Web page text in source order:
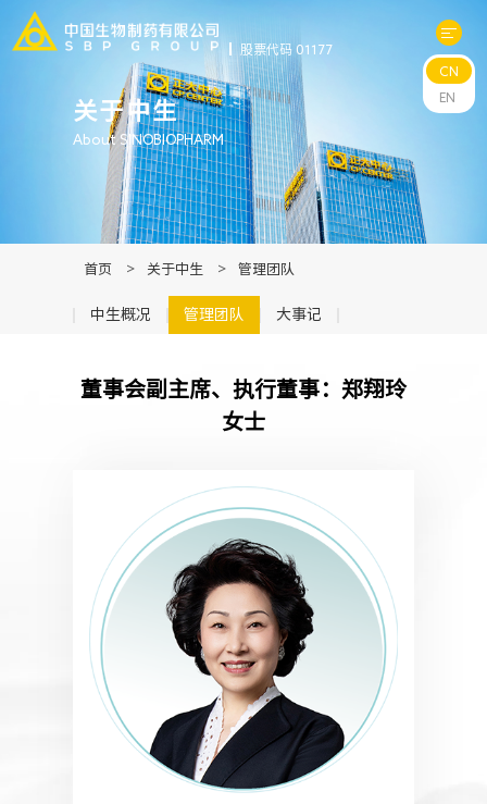
股票代码 01177
CN
EN
关于中生
About SINOBIOPHARM
首页 > 关于中生 > 管理团队
中生概况 管理团队 大事记
董事会副主席、执行董事：郑翔玲
女士